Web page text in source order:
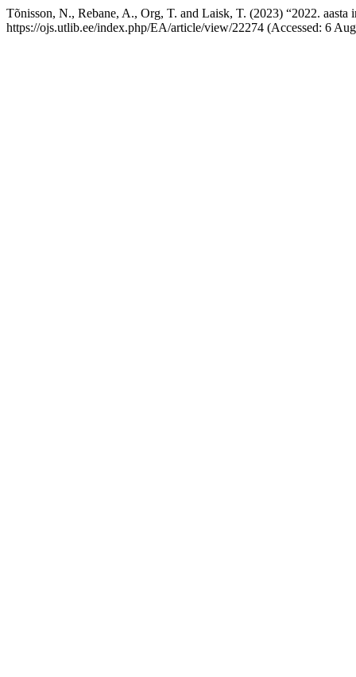
Tõnisson, N., Rebane, A., Org, T. and Laisk, T. (2023) “2022. aasta
https://ojs.utlib.ee/index.php/EA/article/view/22274 (Accessed: 6